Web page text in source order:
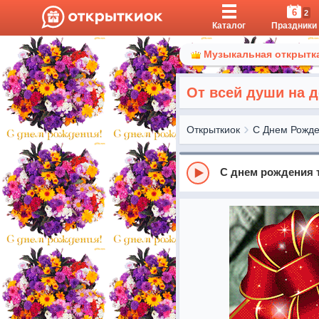
Каталог
6 2
Праздники
Музыкальная
От всей души на
Открыткиок С Днем
С днем рождения